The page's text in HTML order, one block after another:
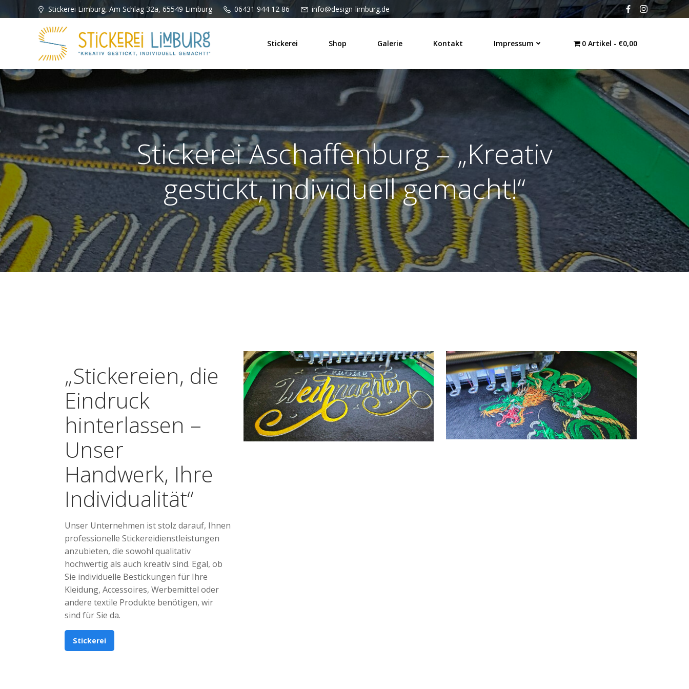
Inhalt
Stickerei Limburg, Am Schlag 32a, 65549 Limburg 06431 944 12 86 info@design-limburg.de
Stickerei Shop Galerie Kontakt Impressum 0 Artikel €0,00
Stickerei Aschaffenburg – „Kreativ
gestickt, individuell gemacht!“
„Stickereien, die
Eindruck
hinterlassen –
Unser
Handwerk, Ihre
Individualität“
Unser Unternehmen ist stolz darauf, Ihnen
professionelle Stickereidienstleistungen
anzubieten, die sowohl qualitativ
hochwertig als auch kreativ sind. Egal, ob
Sie individuelle Bestickungen für Ihre
Kleidung, Accessoires, Werbemittel oder
andere textile Produkte benötigen, wir
sind für Sie da.
Stickerei